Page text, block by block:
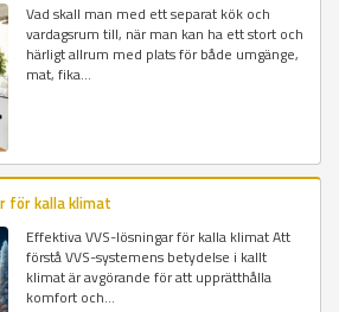
Vad skall man med ett separat kök och
vardagsrum till, när man kan ha ett stort och
härligt allrum med plats för både umgänge,
mat, fika...
för kalla klimat
Effektiva VVS-lösningar för kalla klimat Att
förstå VVS-systemens betydelse i kallt
klimat är avgörande för att upprätthålla
komfort och...